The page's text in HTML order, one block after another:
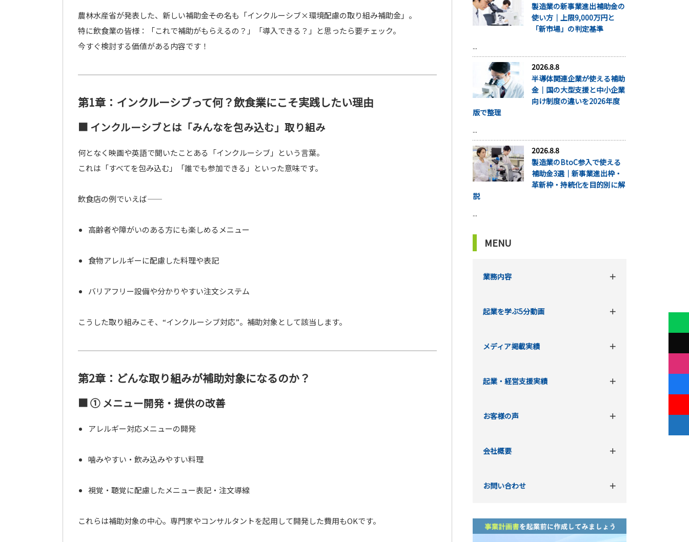
農林水産省が発表した、新しい補助金――その名も「インクルーシブ×環境配慮の取り組み補助金」。
特に飲食業の皆様：「これで補助がもらえるの？」「導入できる？」と思ったら要チェック。
今すぐ検討する価値がある内容です！
第1章：インクルーシブって何？飲食業にこそ実践したい理由
■ インクルーシブとは「みんなを包み込む」取り組み
何となく映画や英語で聞いたことある「インクルーシブ」という言葉。
これは「すべてを包み込む」「誰でも参加できる」といった意味です。
飲食店の例でいえば――
高齢者や障がいのある方にも楽しめるメニュー
食物アレルギーに配慮した料理や表記
バリアフリー設備や分かりやすい注文システム
こうした取り組みこそ、“インクルーシブ対応”。補助対象として該当します。
第2章：どんな取り組みが補助対象になるのか？
■ ① メニュー開発・提供の改善
アレルギー対応メニューの開発
噛みやすい・飲み込みやすい料理
視覚・聴覚に配慮したメニュー表記・注文導線
これらは補助対象の中心。専門家やコンサルタントを起用して開発した費用もOKです。
製造業の新事業進出補助金の
使い方｜上限9,000万円と
「新市場」の判定基準
...
2026.8.8
半導体関連企業が使える補助
金｜国の大型支援と中小企業
向け制度の違いを2026年度
版で整理
...
2026.8.8
製造業のBtoC参入で使える
補助金3選｜新事業進出枠・
革新枠・持続化を目的別に解
説
...
MENU
業務内容
起業を学ぶ5分動画
メディア掲載実績
起業・経営支援実績
お客様の声
会社概要
お問い合わせ